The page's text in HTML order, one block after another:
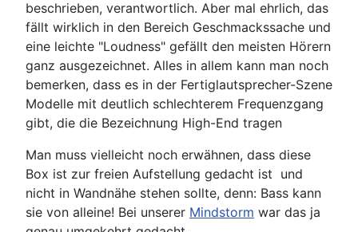
beschrieben, verantwortlich. Aber mal ehrlich, das
fällt wirklich in den Bereich Geschmackssache und
eine leichte "Loudness" gefällt den meisten Hörern
ganz ausgezeichnet. Alles in allem kann man noch
bemerken, dass es in der Fertiglautsprecher-Szene
Modelle mit deutlich schlechterem Frequenzgang
gibt, die die Bezeichnung High-End tragen
Man muss vielleicht noch erwähnen, dass diese
Box ist zur freien Aufstellung gedacht ist und
nicht in Wandnähe stehen sollte, denn: Bass kann
sie von alleine! Bei unserer Mindstorm war das ja